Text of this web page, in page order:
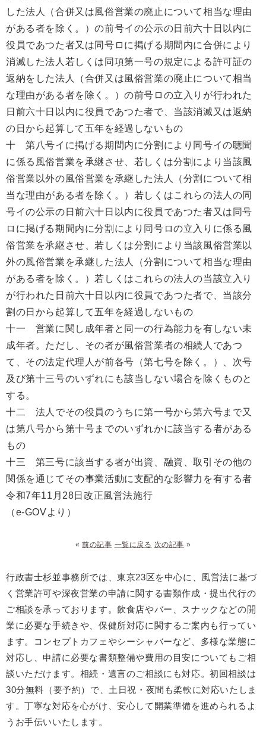
した法人（合併又は風俗営業の廃止について相当な理由
がある者を除く。）の前号イの公示の日前六十日以内に
役員であつた者又は同号ロに掲げる期間内に合併により
消滅した法人若しくは同項第一号の規定による許可証の
返納をした法人（合併又は風俗営業の廃止について相当
な理由がある者を除く。）の前号ロの立入りが行われた
日前六十日以内に役員であつた者で、当該消滅又は返納
の日から起算して五年を経過しないもの
十 第八号イに掲げる期間内に分割により同号イの聴聞
に係る風俗営業を承継させ、若しくは分割により当該風
俗営業以外の風俗営業を承継した法人（分割について相
当な理由がある者を除く。）若しくはこれらの法人の同
号イの公示の日前六十日以内に役員であつた者又は同号
ロに掲げる期間内に分割により同号ロの立入りに係る風
俗営業を承継させ、若しくは分割により当該風俗営業以
外の風俗営業を承継した法人（分割について相当な理由
がある者を除く。）若しくはこれらの法人の当該立入り
が行われた日前六十日以内に役員であつた者で、当該分
割の日から起算して五年を経過しないもの
十一 営業に関し成年者と同一の行為能力を有しない未
成年者。ただし、その者が風俗営業者の相続人であつ
て、その法定代理人が前各号（第七号を除く。）、次号
及び第十三号のいずれにも該当しない場合を除くものと
する。
十二 法人でその役員のうちに第一号から第六号まで又
は第八号から第十号までのいずれかに該当する者がある
もの
十三 第三号に該当する者が出資、融資、取引その他の
関係を通じてその事業活動に支配的な影響力を有する者
令和7年11月28日改正風営法施行
（e-GOVより）
«前の記事 一覧に戻る 次の記事 »
行政書士杉並事務所では、東京23区を中心に、風営法に基づ
く営業許可や深夜営業の申請に関する書類作成・提出代行の
ご相談を承っております。飲食店やバー、スナックなどの開
業に必要な手続きや、保健所対応に関するご案内も行ってい
ます。コンセプトカフェやシーシャバーなど、多様な業態に
対応し、申請に必要な書類整備や費用の目安についてもご相
談いただけます。相続・遺言のご相談にも対応。初回相談は
30分無料（要予約）で、土日祝・夜間も柔軟に対応いたしま
す。丁寧な対応を心がけ、安心して開業準備を進められるよ
うお手伝いいたします。